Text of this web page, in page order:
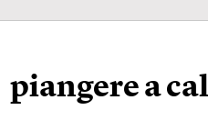
piangere a